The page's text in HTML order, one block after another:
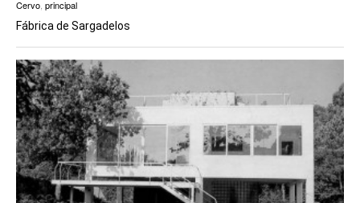
Cervo, principal
Fábrica de Sargadelos